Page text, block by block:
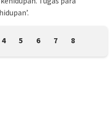
4 5 6 7 8